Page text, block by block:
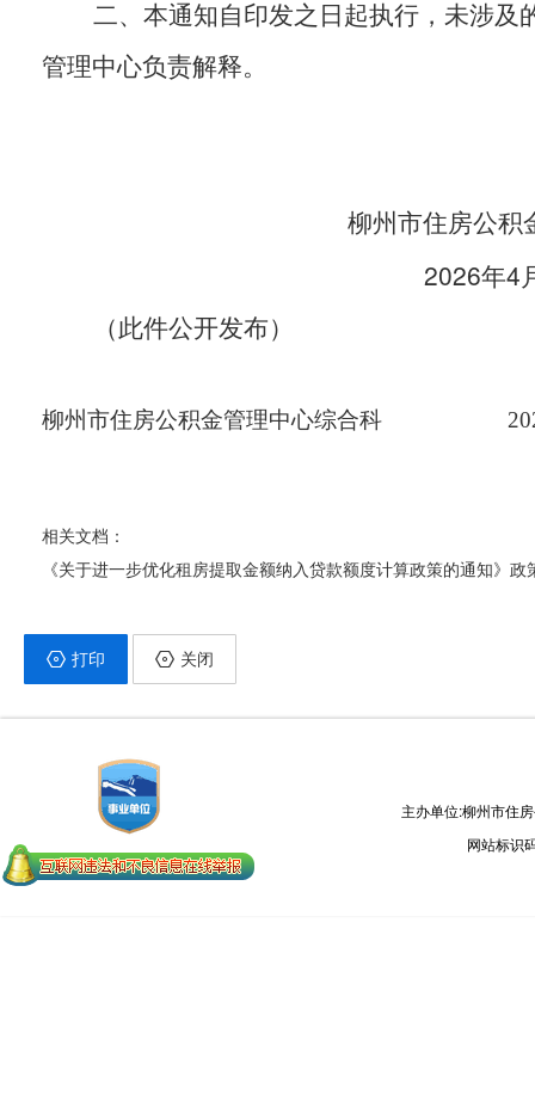
二、本通知自印发之日起执行，未涉及
管理中心负责解释。
柳州市住房公积
2026年4
（此件公开发布）
柳州市住房公积金管理中心综合科 2026
相关文档：
《关于进一步优化租房提取金额纳入贷款额度计算政策的通知》政
打印 关闭
主办单位:柳州市住
网站标识